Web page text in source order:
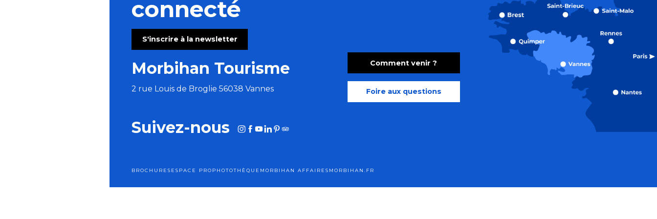
connecté
S'inscrire à la newsletter
Morbihan Tourisme
2 rue Louis de Broglie 56038 Vannes
Comment venir ?
Foire aux questions
Suivez-nous
BROCHURES ESPACE PRO PHOTOTHÈQUE MORBIHAN AFFAIRES MORBIHAN.FR